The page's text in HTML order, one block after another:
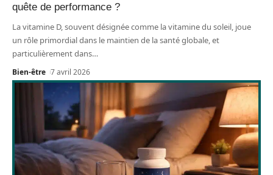
quête de performance ?
La vitamine D, souvent désignée comme la vitamine du soleil, joue
un rôle primordial dans le maintien de la santé globale, et
particulièrement dans…
Bien-être 7 avril 2026